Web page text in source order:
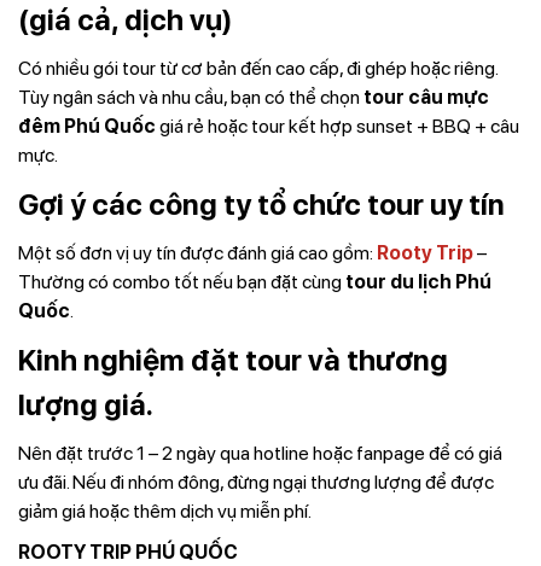
(giá cả, dịch vụ)
Có nhiều gói tour từ cơ bản đến cao cấp, đi ghép hoặc riêng.
Tùy ngân sách và nhu cầu, bạn có thể chọn tour câu mực
đêm Phú Quốc giá rẻ hoặc tour kết hợp sunset + BBQ + câu
mực.
Gợi ý các công ty tổ chức tour uy tín
Một số đơn vị uy tín được đánh giá cao gồm: Rooty Trip–
Thường có combo tốt nếu bạn đặt cùng tour du lịch Phú
Quốc.
Kinh nghiệm đặt tour và thương
lượng giá.
Nên đặt trước 1 – 2 ngày qua hotline hoặc fanpage để có giá
ưu đãi. Nếu đi nhóm đông, đừng ngại thương lượng để được
giảm giá hoặc thêm dịch vụ miễn phí.
ROOTY TRIP PHÚ QUỐC